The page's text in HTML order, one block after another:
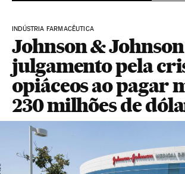
INDÚSTRIA FARMACÊUTICA
Johnson &
julgamento pela
opiáceos ao pagar
230 milhões de